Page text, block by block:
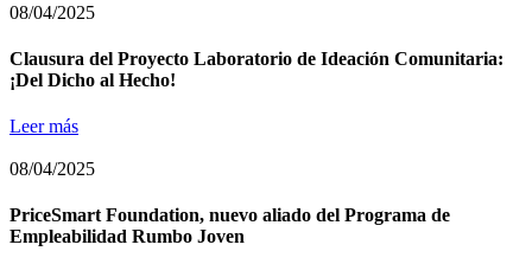
08/04/2025
Clausura del Proyecto Laboratorio de Ideación Comunitaria:
¡Del Dicho al Hecho!
Leer más
08/04/2025
PriceSmart Foundation, nuevo aliado del Programa de
Empleabilidad Rumbo Joven